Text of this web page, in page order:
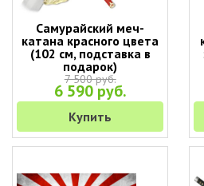
Самурайский меч-
катана красного цвета
(102 см, подставка в
подарок)
7 500 руб.
6 590 руб.
Купить